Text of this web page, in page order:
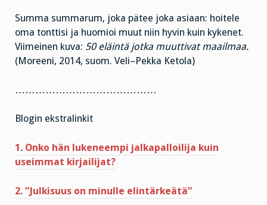
Summa summarum, joka pätee joka asiaan: hoitele
oma tonttisi ja huomioi muut niin hyvin kuin kykenet.
Viimeinen kuva: 50 eläintä jotka muuttivat maailmaa.
(Moreeni, 2014, suom. Veli–Pekka Ketola)
……………………………………
Blogin ekstralinkit
1. Onko hän lukeneempi jalkapalloilija kuin
useimmat kirjailijat?
2. ”Julkisuus on minulle elintärkeätä”